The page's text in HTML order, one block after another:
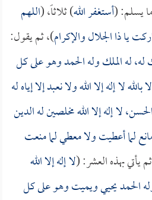
يسلم: (أستغفر الله) ثلاثاً، (اللهم
يا ذا الجلال والإكرام)، ثم يقول:
له، له الملك وله الحمد وهو على كل
لا إله إلا الله ولا نعبد إلا إياه له
لا إله إلا الله مخلصين له الدين
لما أعطيت ولا معطي لما منعت
يأتي بهذه العشر: (لا إله إلا الله
الحمد يحيي ويميت وهو على كل